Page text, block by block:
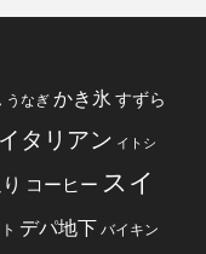
うなぎ かき氷 すずら
イタリアン イトシ
コーヒー スイ
デパ地下 バイキン